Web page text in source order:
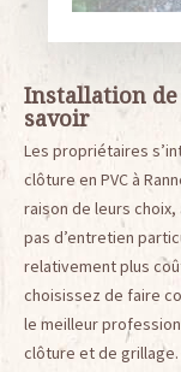
Installation de
savoir
Les propriétaires
clôture en PVC à
raison de leurs choix,
pas d’entretien
relativement plus
choisissez de faire
le meilleur
clôture et de